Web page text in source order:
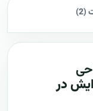
(2)
در